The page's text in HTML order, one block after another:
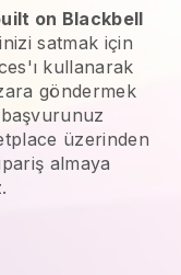
on Blackbell
satmak için
kullanarak
göndermek
üzerinden
almaya